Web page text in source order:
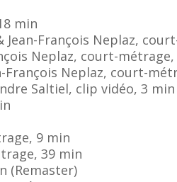
min
Jean-François Neplaz,
Neplaz, court-
François Neplaz, court-
Saltiel, clip vidéo, 3 min
9 min
39 min
(Remaster)